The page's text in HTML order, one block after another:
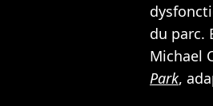
du parc.
Michael
Park,